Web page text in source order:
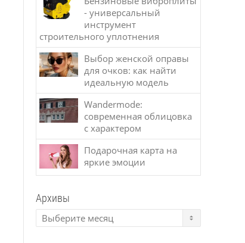
- универсальный
инструмент
строительного уплотнения
Выбор женской оправы
для очков: как найти
идеальную модель
Wandermode:
современная облицовка
с характером
Подарочная карта на
яркие эмоции
Архивы